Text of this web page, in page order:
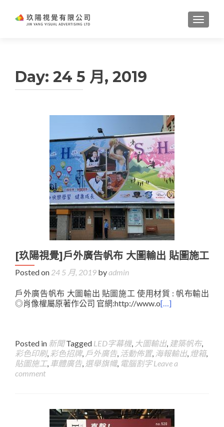
Day: 24 5 月, 2019
[玖陽視覺]戶外廣告帆布 大圖輸出 貼圖施工
Posted on 24 5 月, 2019 byadmin
戶外廣告帆布 大圖輸出 貼圖施工 使用材質 : 帆布輸出
◎肖像權屬原著作公司 官網:http://www.o[…]
Posted in 新聞 Tagged LED字幕機, 大圖輸出, 建築帆布,
彩色印刷, 彩色招牌, 戶外廣告, 活動佈置, 海報輸出, 燈箱,
貼圖施工, 車體廣告, 選舉旗幟, 電腦割字 Leave a
comment